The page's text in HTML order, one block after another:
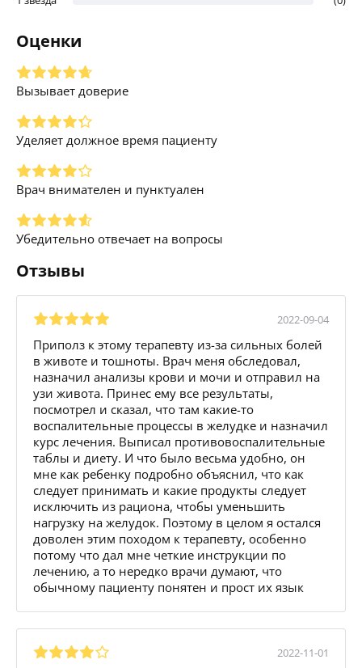
Оценки
Вызывает доверие
Уделяет должное время пациенту
Врач внимателен и пунктуален
Убедительно отвечает на вопросы
Отзывы
2022-09-04
Приполз к этому терапевту из-за сильных болей
в животе и тошноты. Врач меня обследовал,
назначил анализы крови и мочи и отправил на
узи живота. Принес ему все результаты,
посмотрел и сказал, что там какие-то
воспалительные процессы в желудке и назначил
курс лечения. Выписал противовоспалительные
таблы и диету. И что было весьма удобно, он
мне как ребенку подробно объяснил, что как
следует принимать и какие продукты следует
исключить из рациона, чтобы уменьшить
нагрузку на желудок. Поэтому в целом я остался
доволен этим походом к терапевту, особенно
потому что дал мне четкие инструкции по
лечению, а то нередко врачи думают, что
обычному пациенту понятен и прост их язык
2022-11-01